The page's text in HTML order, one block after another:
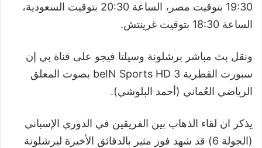
19:30 بتوقيت مصر، الساعة 20:30 بتوقيت السعودية،
الساعة 18:30 بتوقيت غرينتش.
ونقل بث مباشر برشلونة وسيلتا فيجو على قناة بي إن
سبورت القطرية beIN Sports HD 3 بصوت المعلق
الرياضي العُماني (أحمد البلوشي).
يذكر ان لقاء الذهاب بين الفريقين في الدوري الإسباني
(الجولة 6) قد شهد فوز مثير بالدقائق الأخيرة لبرشلونة